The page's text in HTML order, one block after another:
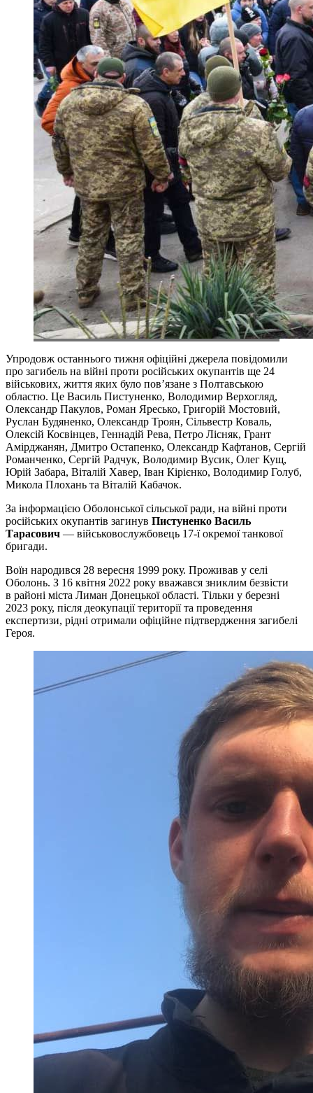
Упродовж останнього тижня офіційні джерела повідомили
про загибель на війні проти російських окупантів ще 24
військових, життя яких було пов’язане з Полтавською
областю. Це Василь Пистуненко, Володимир Верхогляд,
Олександр Пакулов, Роман Яресько, Григорій Мостовий,
Руслан Будяненко, Олександр Троян, Сільвестр Коваль,
Олексій Косвінцев, Геннадій Рева, Петро Лісняк, Грант
Амірджанян, Дмитро Остапенко, Олександр Кафтанов, Сергій
Романченко, Сергій Радчук, Володимир Вусик, Олег Кущ,
Юрій Забара, Віталій Хавер, Іван Кірієнко, Володимир Голуб,
Микола Плохань та Віталій Кабачок.
За інформацією Оболонської сільської ради, на війні проти
російських окупантів загинув Пистуненко Василь
Тарасович — військовослужбовець 17-ї окремої танкової
бригади.
Воїн народився 28 вересня 1999 року. Проживав у селі
Оболонь. З 16 квітня 2022 року вважався зниклим безвісти
в районі міста Лиман Донецької області. Тільки у березні
2023 року, після деокупації території та проведення
експертизи, рідні отримали офіційне підтвердження загибелі
Героя.